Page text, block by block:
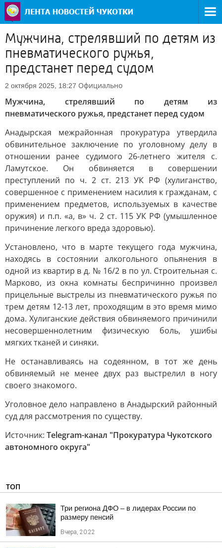
Мужчина, стрелявший по детям из
пневматического ружья,
предстанет перед судом
2 октября 2025, 18:27 Официально
Мужчина, стрелявший по детям из
пневматического ружья, предстанет перед судом
Анадырская межрайонная прокуратура утвердила
обвинительное заключение по уголовному делу в
отношении ранее судимого 26-летнего жителя с.
Ламутское. Он обвиняется в совершении
преступлений по ч. 2 ст. 213 УК РФ (хулиганство,
совершенное с применением насилия к гражданам, с
применением предметов, используемых в качестве
оружия) и п.п. «а, в» ч. 2 ст. 115 УК РФ (умышленное
причинение легкого вреда здоровью).
Установлено, что в марте текущего года мужчина,
находясь в состоянии алкогольного опьянения в
одной из квартир в д. № 16/2 в по ул. Строительная с.
Марково, из окна комнаты беспричинно произвел
прицельные выстрелы из пневматического ружья по
трем детям 12-13 лет, проходящим в это время мимо
дома. Хулиганские действия обвиняемого причинили
несовершеннолетним физическую боль, ушибы
мягких тканей и синяки.
Не останавливаясь на содеянном, в тот же день
обвиняемый не менее двух раз выстрелил в ногу
своего знакомого.
Уголовное дело направлено в Анадырский районный
суд для рассмотрения по существу.
Источник: Telegram-канал "Прокуратура Чукотского
автономного округа"
ТОП
Три региона ДФО – в лидерах России по
размеру пенсий
Вчера, 20:22